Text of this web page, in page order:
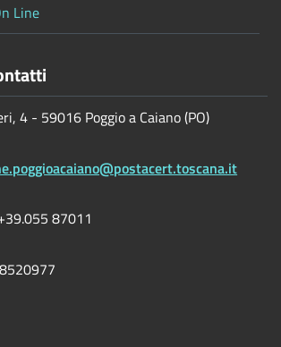
Line
4 - 59016 Poggio a Caiano (PO)
87011